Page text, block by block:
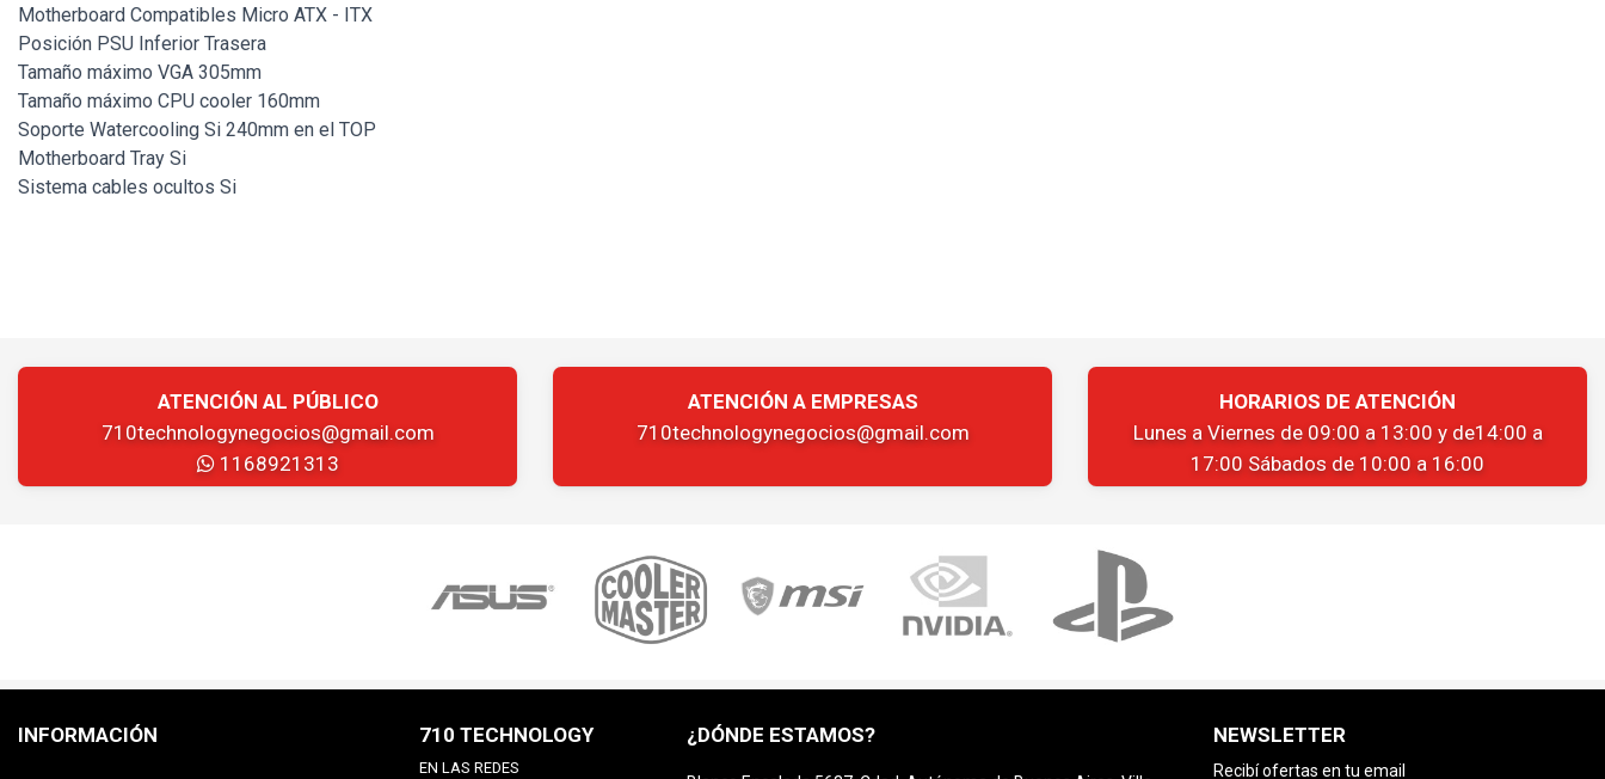
Motherboard Compatibles Micro ATX - ITX
Posición PSU Inferior Trasera
Tamaño máximo VGA 305mm
Tamaño máximo CPU cooler 160mm
Soporte Watercooling Si 240mm en el TOP
Motherboard Tray Si
Sistema cables ocultos Si
ATENCIÓN AL PÚBLICO
710technologynegocios@gmail.com
1168921313
ATENCIÓN A EMPRESAS
710technologynegocios@gmail.com
HORARIOS DE ATENCIÓN
Lunes a Viernes de 09:00 a 13:00 y de14:00 a
17:00 Sábados de 10:00 a 16:00
INFORMACIÓN 710 TECHNOLOGY
EN LAS REDES
¿DÓNDE ESTAMOS? NEWSLETTER
Recibí ofertas en tu email